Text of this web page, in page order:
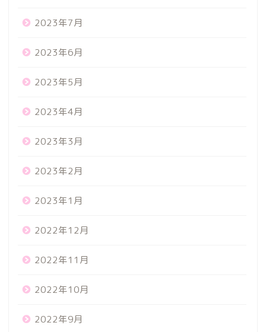
2023年7月
2023年6月
2023年5月
2023年4月
2023年3月
2023年2月
2023年1月
2022年12月
2022年11月
2022年10月
2022年9月